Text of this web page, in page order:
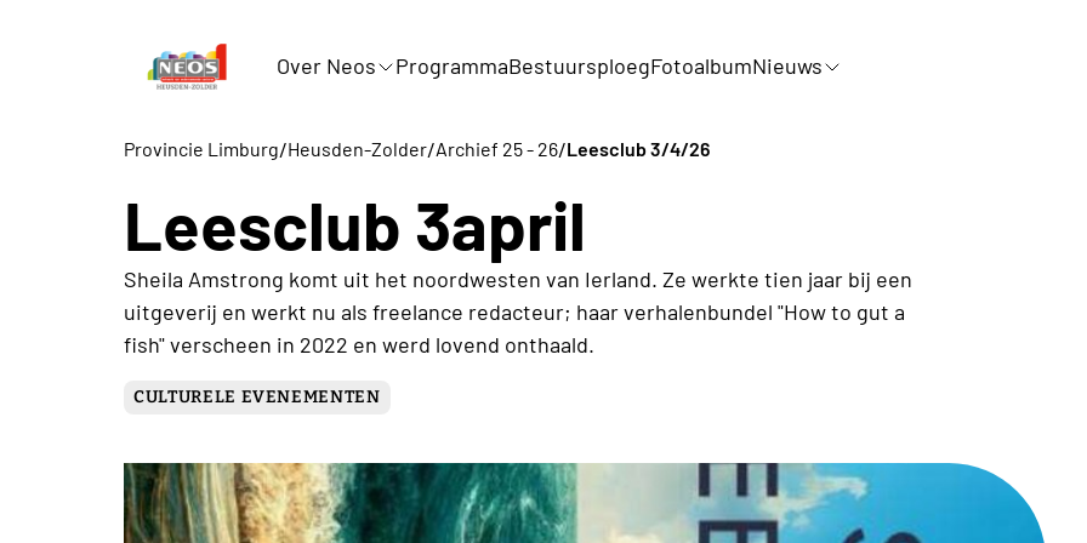
Over Neos ProgrammaBestuursploegFotoalbumNieuws
Provincie Limburg/Heusden-Zolder/Archief 25 - 26/Leesclub 3/4/26
Leesclub 3april
Sheila Amstrong komt uit het noordwesten van Ierland. Ze werkte tien jaar bij een
uitgeverij en werkt nu als freelance redacteur; haar verhalenbundel "How to gut a
fish" verscheen in 2022 en werd lovend onthaald.
CULTURELE EVENEMENTEN